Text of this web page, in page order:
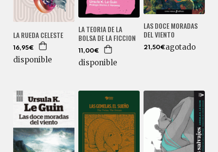
LA RUEDA CELESTE
16,95€
disponible
LA TEORIA DE LA
BOLSA DE LA FICCION
11,00€
disponible
LAS DOCE MORADAS
DEL VIENTO
21,50€agotado